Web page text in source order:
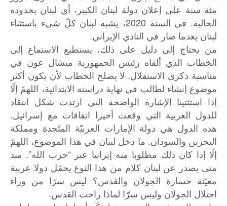
مئة سنة على إعلان دولة لبنان الكبير، أي لبنان بحدوده
الحالية. في السنة 2020، يشبه لبنان كلّ شيء باستثناء
لبنان بعدما صار في النادي الإيراني.
من يحتاج إلى دليل على ذلك، يستطيع الاستماع إلى
الخطاب الذي ألقاه رئيس الجمهورية ميشال عون في
مناسبة ذكرى الاستقلال. لا يصلح الخطاب لأن يكون أكثر
موضوع إنشاء لطالب في نهاية دراسته الابتدائية، اللهمّ إلّا
إذا استثنينا الإشارة الواضحة التي ارتدت شكل انتقاد
للدول العربية التي وقعت أخيرا اتفاقات مع إسرائيل.
هذه الدول هي دولة الإمارات العربيّة المتّحدة ومملكة
البحرين والسودان. ما دخل لبنان في هذا الموضوع، اللهمّ
إلّا إذا كان ذلك مطلوبا منه إيرانيا عبر “حزب الله”. منذ
متى يصدر عن لبنان كلام من هذا النوع يحمّل دولا عربية
معيّنة خسارة الجولان والقدس؟ ليس سرّا من وراء
احتلال الجولان وليس سرّا لماذا راحت القدس.